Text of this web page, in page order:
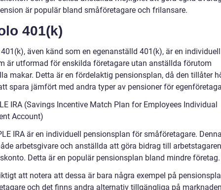
är populär bland småföretagare och frilansare.
401(k)
även känd som en egenanställd 401(k), är en
är utformad för enskilda företagare utan anställda förutom
makar. Detta är en fördelaktig pensionsplan, då den tillåter
spara jämfört med andra typer av pensioner för
IRA (Savings Incentive Match Plan for Employees Individual
Account)
IRA är en individuell pensionsplan för småföretagare.
arbetsgivare och anställda att göra bidrag till
Detta är en populär pensionsplan bland mindre företag.
att notera att dessa är bara några exempel på
och det finns andra alternativ tillgängliga på